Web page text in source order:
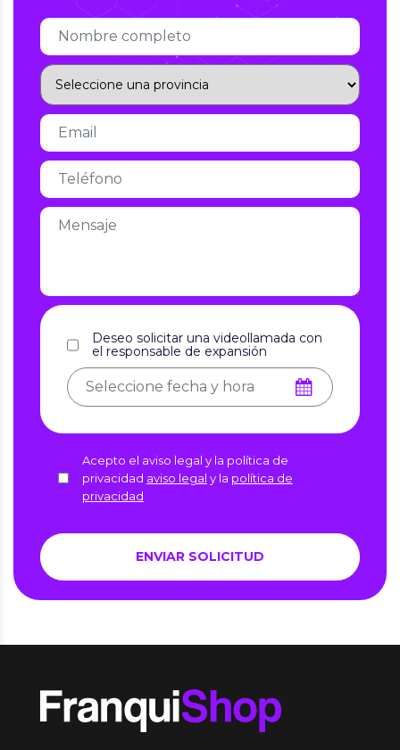
Deseo solicitar una videollamada con
el responsable de expansión
Acepto el aviso legal y la política de
privacidad aviso legal y la política de
privacidad